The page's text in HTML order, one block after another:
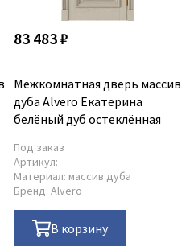
83 483 ₽
Межкомнатная дверь массив
дуба Alvero Екатерина
белёный дуб остеклённая
Под заказ
Артикул:
Материал: массив дуба
Бренд: Alvero
В корзину